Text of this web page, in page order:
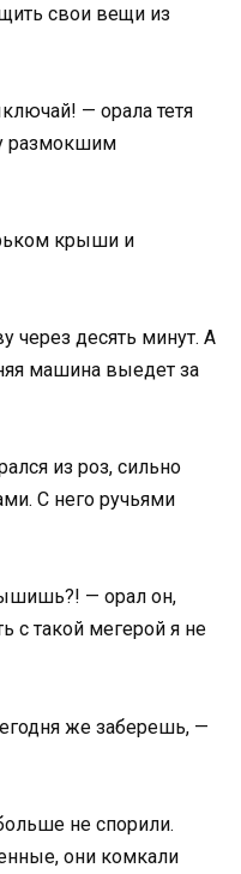
свои вещи из
— орала тетя
размокшим
крыши и
через десять минут. А
машина выедет за
из роз, сильно
С него ручьями
— орал он,
такой мегерой я не
же заберешь, —
не спорили.
они комкали